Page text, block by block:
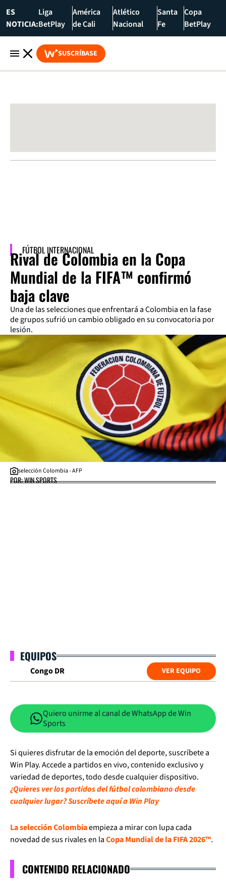
ES
NOTICIA:
Liga
BetPlay
América
de Cali
Atlético
Nacional
Santa
Fe
Copa
BetPlay
SUSCRÍBASE
FÚTBOL INTERNACIONAL
Rival de Colombia en la Copa
Mundial de la FIFA™ confirmó
baja clave
Una de las selecciones que enfrentará a Colombia en la fase
de grupos sufrió un cambio obligado en su convocatoria por
lesión.
selección Colombia - AFP
POR: WIN SPORTS
EQUIPOS
Congo DR VER EQUIPO
Quiero unirme al canal de WhatsApp de Win
Sports
Si quieres disfrutar de la emoción del deporte, suscríbete a
Win Play. Accede a partidos en vivo, contenido exclusivo y
variedad de deportes, todo desde cualquier dispositivo.
¿Quieres ver los partidos del fútbol colombiano desde
cualquier lugar? Suscríbete aquí a Win Play
La selección Colombiaempieza a mirar con lupa cada
novedad de sus rivales en laCopa Mundial de la FIFA 2026™.
CONTENIDO RELACIONADO